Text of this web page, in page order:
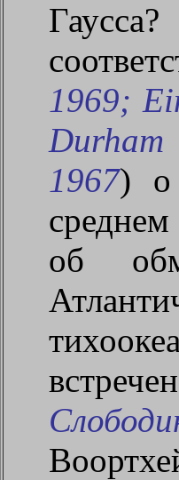
1969;
Durham
1967) о
об